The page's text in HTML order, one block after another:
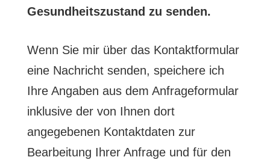
l
e
r
.
e
d
l
e
e
r
.
F
l
d
e
e
r
Gesundheitszustand zu senden.
Wenn Sie mir über das Kontaktformular
eine Nachricht senden, speichere ich
Ihre Angaben aus dem Anfrageformular
inklusive der von Ihnen dort
angegebenen Kontaktdaten zur
Bearbeitung Ihrer Anfrage und für den